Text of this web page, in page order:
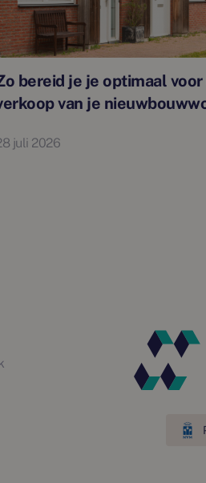
bereid je je optimaal voor
van je
juli 2026